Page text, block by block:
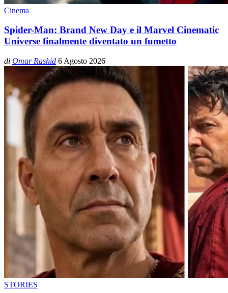
Cinema
Spider-Man: Brand New Day e il Marvel Cinematic
Universe finalmente diventato un fumetto
di Omar Rashid 6 Agosto 2026
STORIES